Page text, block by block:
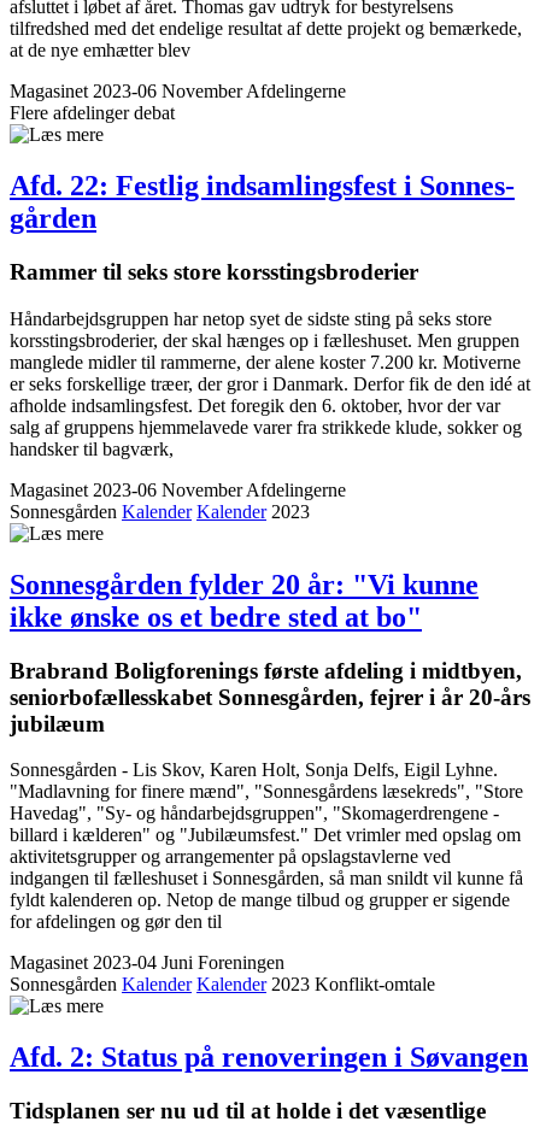
afsluttet i løbet af året. Thomas gav udtryk for bestyrelsens
tilfredshed med det endelige resultat af dette projekt og bemærkede,
at de nye emhætter blev
Magasinet 2023-06 November Afdelingerne
Flere afdelinger debat
Afd. 22: Festlig indsamlingsfest i Sonnes­
gården
Rammer til seks store korsstingsbroderier
Håndarbejdsgruppen har netop syet de sidste sting på seks store
korsstingsbroderier, der skal hænges op i fælleshuset. Men gruppen
manglede midler til rammerne, der alene koster 7.200 kr. Motiverne
er seks forskellige træer, der gror i Danmark. Derfor fik de den idé at
afholde indsamlingsfest. Det foregik den 6. oktober, hvor der var
salg af gruppens hjemmelavede varer fra strikkede klude, sokker og
handsker til bagværk,
Magasinet 2023-06 November Afdelingerne
Sonnesgården Kalender Kalender2023
Sonnes­gården fylder 20 år: "Vi kunne
ikke ønske os et bedre sted at bo"
Brabrand Bolig­forenings første ­afdeling i midtbyen,
senior­bofælles­skabet ­Sonnes­gården, fejrer i år 20-års
jubilæum
Sonnesgården - Lis Skov, Karen Holt, Sonja Delfs, Eigil Lyhne.
"Madlavning for finere mænd", "Sonnesgårdens læsekreds", "Store
Havedag", "Sy- og håndarbejdsgruppen", "Skomagerdrengene -
billard i kælderen" og "Jubilæumsfest." Det vrimler med opslag om
aktivitetsgrupper og arrangementer på opslagstavlerne ved
indgangen til fælleshuset i Sonnesgården, så man snildt vil kunne få
fyldt kalenderen op. Netop de mange tilbud og grupper er sigende
for afdelingen og gør den til
Magasinet 2023-04 Juni Foreningen
Sonnesgården Kalender Kalender2023 Konflikt-omtale
Afd. 2: Status på renove­ringen i Søvangen
Tidsplanen ser nu ud til at holde i det væsentlige